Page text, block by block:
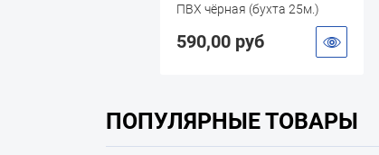
(полиуретан)
330,35 руб
ПОПУЛЯРНЫЕ ТОВАРЫ